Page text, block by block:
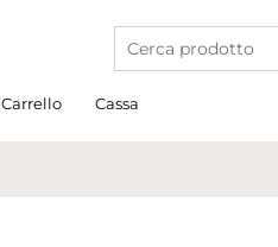
La modifica di un
Carrello Cassa